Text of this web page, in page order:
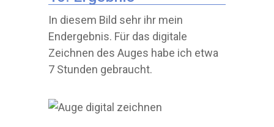
In diesem Bild sehr ihr mein
Endergebnis. Für das digitale
Zeichnen des Auges habe ich etwa
7 Stunden gebraucht.